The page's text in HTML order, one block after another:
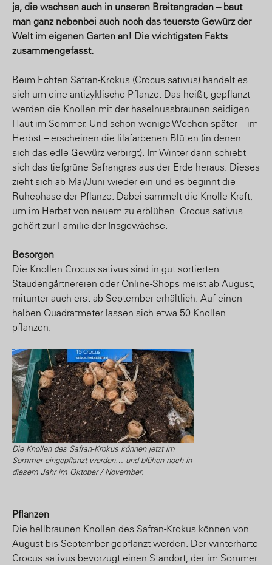
ja, die wachsen auch in unseren Breitengraden – baut
man ganz nebenbei auch noch das teuerste Gewürz der
Welt im eigenen Garten an! Die wichtigsten Fakts
zusammengefasst.
Beim Echten Safran-Krokus (Crocus sativus) handelt es
sich um eine antizyklische Pflanze. Das heißt, gepflanzt
werden die Knollen mit der haselnussbraunen seidigen
Haut im Sommer. Und schon wenige Wochen später – im
Herbst – erscheinen die lilafarbenen Blüten (in denen
sich das edle Gewürz verbirgt). Im Winter dann schiebt
sich das tiefgrüne Safrangras aus der Erde heraus. Dieses
zieht sich ab Mai/Juni wieder ein und es beginnt die
Ruhephase der Pflanze. Dabei sammelt die Knolle Kraft,
um im Herbst von neuem zu erblühen. Crocus sativus
gehört zur Familie der Irisgewächse.
Besorgen
Die Knollen Crocus sativus sind in gut sortierten
Staudengärtnereien oder Online-Shops meist ab August,
mitunter auch erst ab September erhältlich. Auf einen
halben Quadratmeter lassen sich etwa 50 Knollen
pflanzen.
Die Knollen des Safran-Krokus können jetzt im
Sommer eingepflanzt werden… und blühen noch in
diesem Jahr im Oktober / November.
Pflanzen
Die hellbraunen Knollen des Safran-Krokus können von
August bis September gepflanzt werden. Der winterharte
Crocus sativus bevorzugt einen Standort, der im Sommer